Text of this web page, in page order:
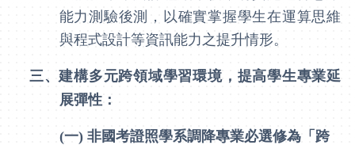
能力測驗後測，以確實掌握學生在運算思維
與程式設計等資訊能力之提升情形。
三、建構多元跨領域學習環境，提高學生專業延
展彈性：
(一) 非國考證照學系調降專業必選修為「跨